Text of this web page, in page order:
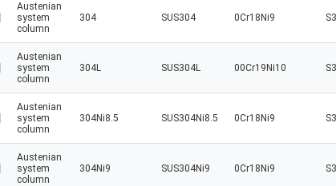
Austenian
system
column
304 SUS304 0Cr18Ni9
Austenian
system
column
304L SUS304L 00Cr19Ni10
Austenian
system
column
304Ni8.5 SUS304Ni8.5 0Cr18Ni9
Austenian
system
column
304Ni9 SUS304Ni9 0Cr18Ni9